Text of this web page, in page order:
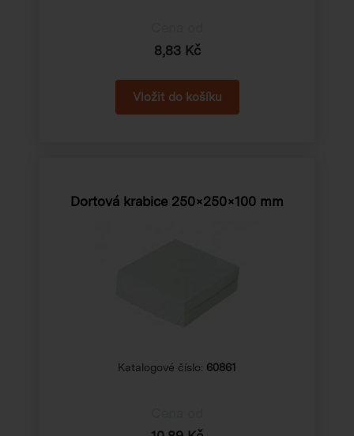
8,83 Kč
Dortová krabice 250×250×100 mm
Katalogové číslo: 60861